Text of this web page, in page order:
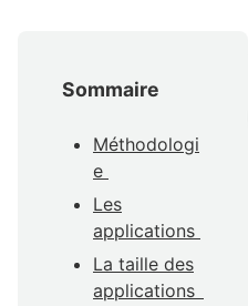
Sommaire
Méthodologi
e
Les
applications
La taille des
applications